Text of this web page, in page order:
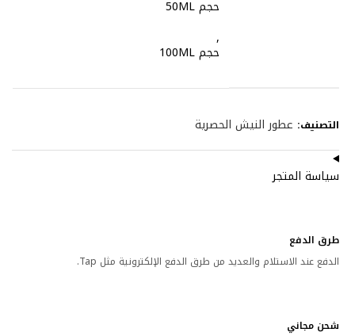
حجم 50ML
,
حجم 100ML
التصنيف: عطور النيش الحصرية
سياسة المتجر
طرق الدفع
الدفع عند الاستلام والعديد من طرق الدفع الإلكترونية مثل Tap.
شحن مجاني